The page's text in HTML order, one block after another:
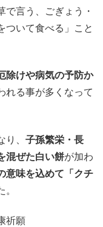
で言う、ごぎょう・
ついて食べる」こと
除けや病気の予防か
れる事が多くなって
り、 子孫繁栄・長
混ぜた白い餅が加わ
意味を込めて「クチ
祈願